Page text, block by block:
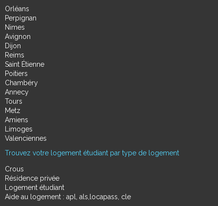
Orléans
Perpignan
Nimes
Avignon
Dijon
Reims
Saint Étienne
Poitiers
Chambéry
Annecy
Tours
Metz
Amiens
Limoges
Valenciennes
Trouvez votre logement étudiant par type de logement
Crous
Résidence privée
Logement étudiant
Aide au logement : apl, als,locapass, cle